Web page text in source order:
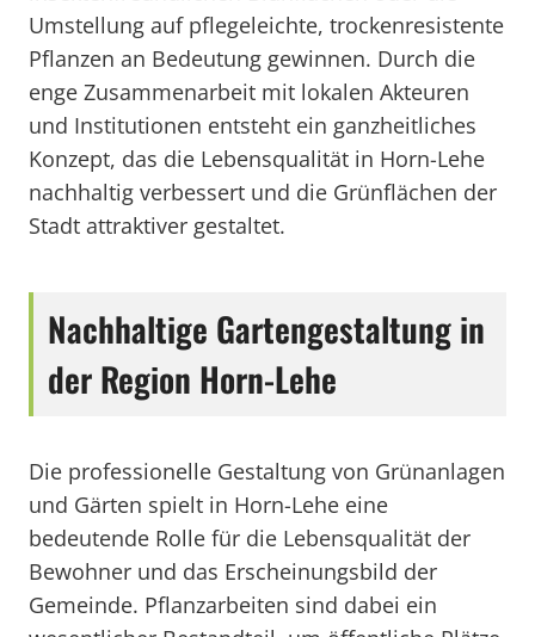
Umstellung auf pflegeleichte, trockenresistente
Pflanzen an Bedeutung gewinnen. Durch die
enge Zusammenarbeit mit lokalen Akteuren
und Institutionen entsteht ein ganzheitliches
Konzept, das die Lebensqualität in Horn-Lehe
nachhaltig verbessert und die Grünflächen der
Stadt attraktiver gestaltet.
Nachhaltige Gartengestaltung in
der Region Horn-Lehe
Die professionelle Gestaltung von Grünanlagen
und Gärten spielt in Horn-Lehe eine
bedeutende Rolle für die Lebensqualität der
Bewohner und das Erscheinungsbild der
Gemeinde. Pflanzarbeiten sind dabei ein